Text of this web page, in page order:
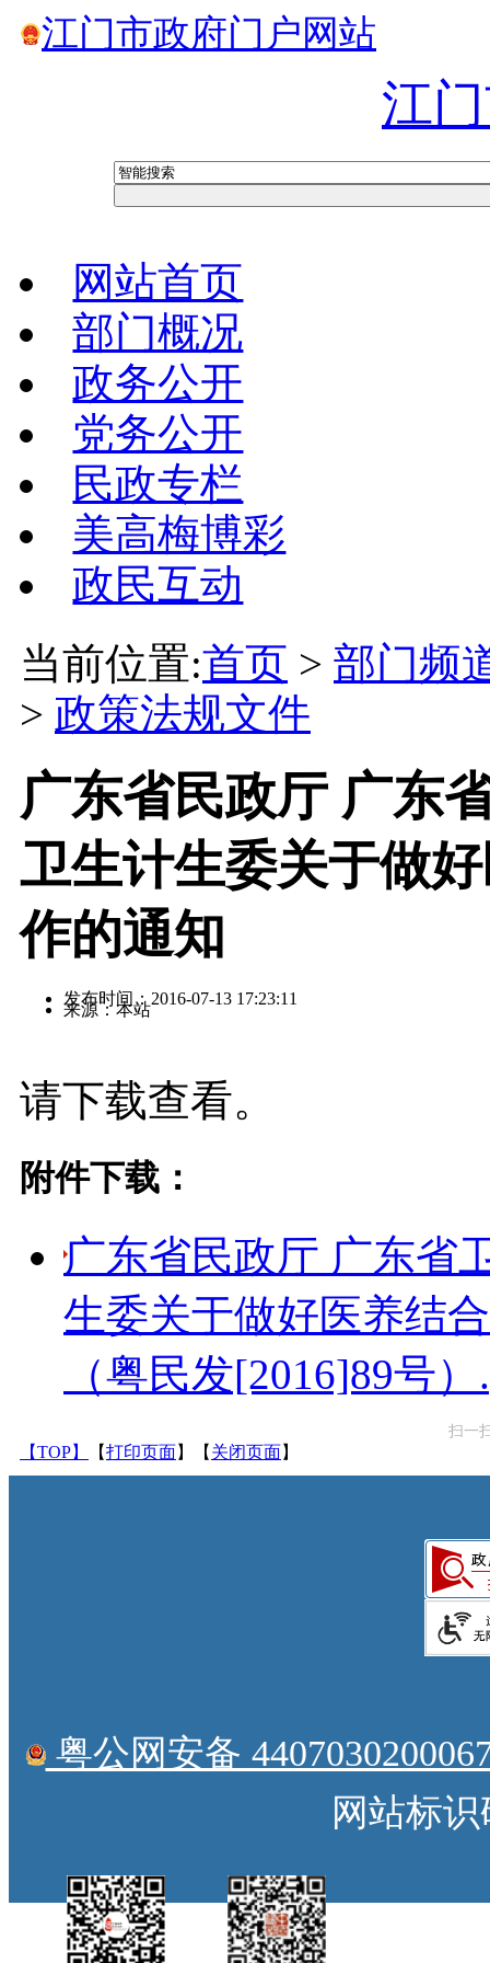
江门市政府门户网站
江
网站首页
部门概况
政务公开
党务公开
民政专栏
美高梅博彩
政民互动
当前位置:首页 > 部门频
> 政策法规文件
广东省民政厅 广东
卫生计生委关于做
作的通知
发布时间：2016-07-13 17:23:11
来源：本站
请下载查看。
附件下载：
广东省民政厅 广东省
生委关于做好医养结
（粤民发[2016]89号
扫一
【TOP】 【打印页面】【 关闭页面】
粤公网安备
网站标识